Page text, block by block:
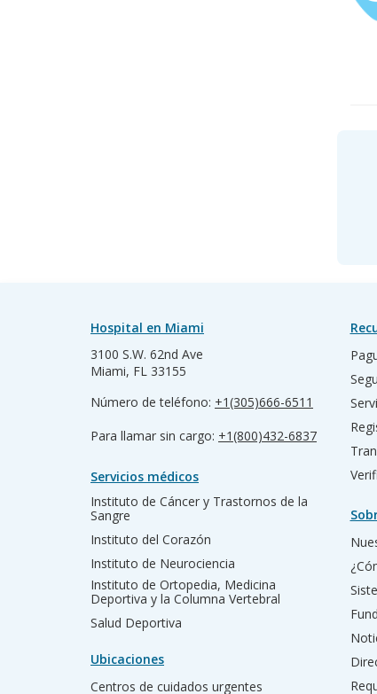
Hospital en Miami
3100 S.W. 62nd Ave
Miami, FL 33155
Número de teléfono: +1(305)666-6511
Para llamar sin cargo: +1(800)432-6837
Servicios médicos
Instituto de Cáncer y Trastornos de la
Sangre
Instituto del Corazón
Instituto de Neurociencia
Instituto de Ortopedia, Medicina
Deportiva y la Columna Vertebral
Salud Deportiva
Ubicaciones
Centros de cuidados urgentes